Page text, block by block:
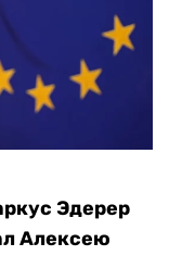
Эдерер
Алексею